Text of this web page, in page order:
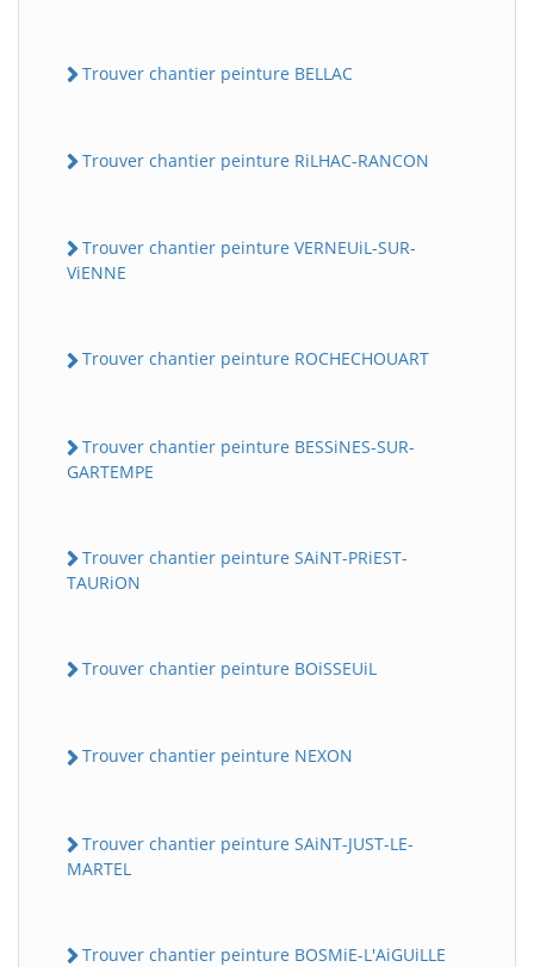
Trouver chantier peinture BELLAC
Trouver chantier peinture RiLHAC-RANCON
Trouver chantier peinture VERNEUiL-SUR-
ViENNE
Trouver chantier peinture ROCHECHOUART
Trouver chantier peinture BESSiNES-SUR-
GARTEMPE
Trouver chantier peinture SAiNT-PRiEST-
TAURiON
Trouver chantier peinture BOiSSEUiL
Trouver chantier peinture NEXON
Trouver chantier peinture SAiNT-JUST-LE-
MARTEL
Trouver chantier peinture BOSMiE-L'AiGUiLLE